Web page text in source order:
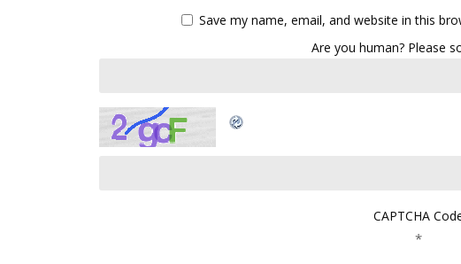
Save my name, email, and website in this
Are you human? Please
CAPTCHA
*